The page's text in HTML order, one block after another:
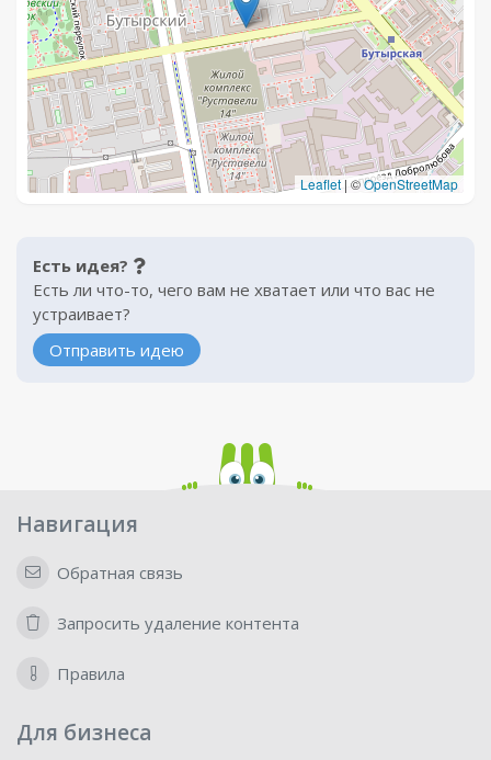
Leaflet | ©OpenStreetMap
Есть идея?
Есть ли что-то, чего вам не хватает или что вас не
устраивает?
Отправить идею
Навигация
Обратная связь
Запросить удаление контента
Правила
Для бизнеса